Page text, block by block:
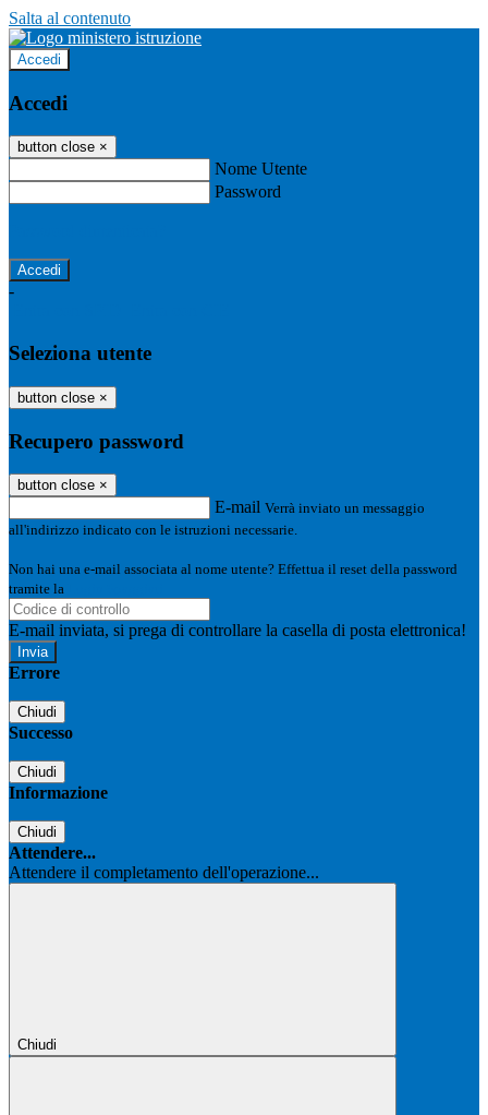
Salta al contenuto
Accedi
Accedi
button close ×
Nome Utente
Password
-
Seleziona utente
button close ×
Recupero password
button close ×
E-mail Verrà inviato un messaggio
all'indirizzo indicato con le istruzioni necessarie.
Non hai una e-mail associata al nome utente? Effettua il reset della password
tramite la
E-mail inviata, si prega di controllare la casella di posta elettronica!
Errore
Chiudi
Successo
Chiudi
Informazione
Chiudi
Attendere...
Attendere il completamento dell'operazione...
Chiudi